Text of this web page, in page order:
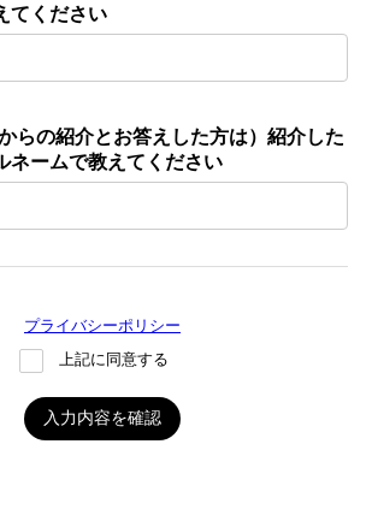
てください
らの紹介とお答えした方は）紹介した
ネームで教えてください
プライバシーポリシー
上記に同意する
入力内容を確認